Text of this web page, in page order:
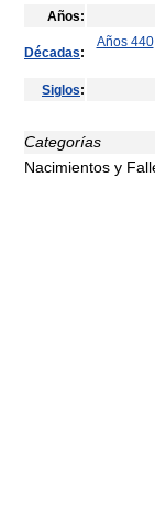
Años:
Décadas:
Años 440
Siglos:
Categorías
Nacimientos y